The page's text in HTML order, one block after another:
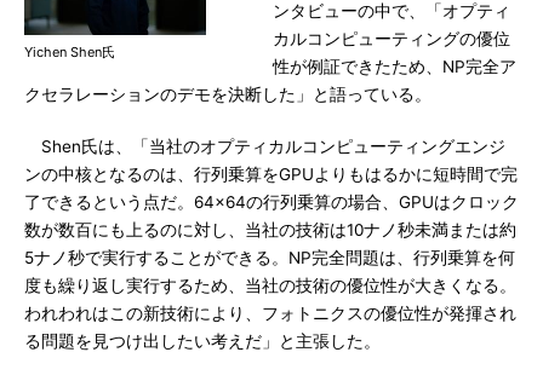
Yichen Shen氏
ンタビューの中で、「オプティ
カルコンピューティングの優位
性が例証できたため、NP完全ア
クセラレーションのデモを決断した」と語っている。
Shen氏は、「当社のオプティカルコンピューティングエンジ
ンの中核となるのは、行列乗算をGPUよりもはるかに短時間で完
了できるという点だ。64×64の行列乗算の場合、GPUはクロック
数が数百にも上るのに対し、当社の技術は10ナノ秒未満または約
5ナノ秒で実行することができる。NP完全問題は、行列乗算を何
度も繰り返し実行するため、当社の技術の優位性が大きくなる。
われわれはこの新技術により、フォトニクスの優位性が発揮され
る問題を見つけ出したい考えだ」と主張した。